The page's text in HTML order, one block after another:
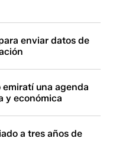
enviar datos de
una agenda
y económica
a tres años de